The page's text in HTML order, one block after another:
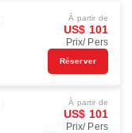
À partir de
US$ 101
Prix/ Pers
Réserver
À partir de
US$ 101
Prix/ Pers